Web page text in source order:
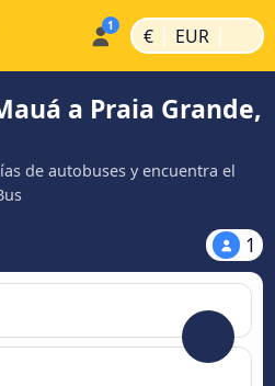
€ | EUR |
a Praia Grande,
de autobuses y encuentra el
1